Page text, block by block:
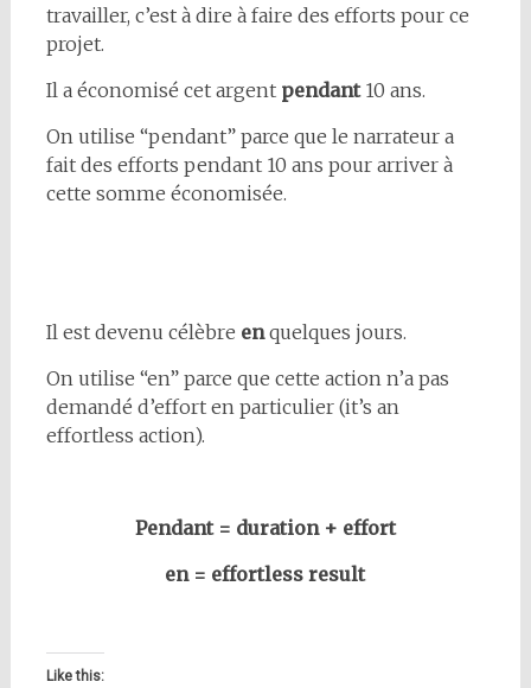
travailler, c’est à dire à faire des efforts pour ce
projet.
Il a économisé cet argentpendant10 ans.
On utilise “pendant” parce que le narrateur a
fait des efforts pendant 10 ans pour arriver à
cette somme économisée.
Il est devenu célèbre enquelques jours.
On utilise “en” parce que cette action n’a pas
demandé d’effort en particulier (it’s an
effortless action).
Pendant = duration + effort
en = effortless result
Like this: